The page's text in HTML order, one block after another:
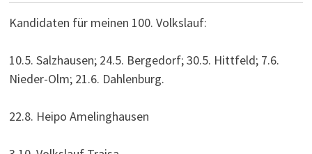
Kandidaten für meinen 100. Volkslauf:
10.5. Salzhausen; 24.5. Bergedorf; 30.5. Hittfeld; 7.6.
Nieder-Olm; 21.6. Dahlenburg.
22.8. Heipo Amelinghausen